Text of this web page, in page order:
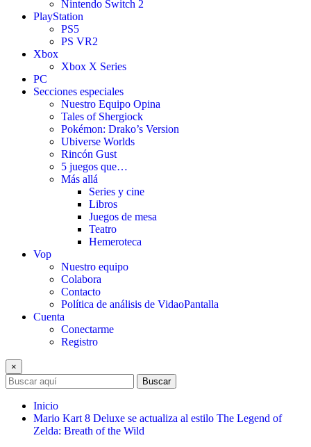
Nintendo Switch 2
PlayStation
PS5
PS VR2
Xbox
Xbox X Series
PC
Secciones especiales
Nuestro Equipo Opina
Tales of Shergiock
Pokémon: Drako’s Version
Ubiverse Worlds
Rincón Gust
5 juegos que…
Más allá
Series y cine
Libros
Juegos de mesa
Teatro
Hemeroteca
Vop
Nuestro equipo
Colabora
Contacto
Política de análisis de VidaoPantalla
Cuenta
Conectarme
Registro
×
Buscar
Inicio
Mario Kart 8 Deluxe se actualiza al estilo The Legend of
Zelda: Breath of the Wild